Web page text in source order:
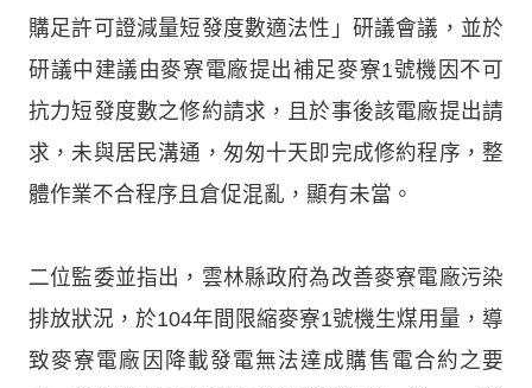
購足許可證減量短發度數適法性」研議會議，並於
研議中建議由麥寮電廠提出補足麥寮1號機因不可
抗力短發度數之修約請求，且於事後該電廠提出請
求，未與居民溝通，匆匆十天即完成修約程序，整
體作業不合程序且倉促混亂，顯有未當。
二位監委並指出，雲林縣政府為改善麥寮電廠污染
排放狀況，於104年間限縮麥寮1號機生煤用量，導
致麥寮電廠因降載發電無法達成購售電合約之要